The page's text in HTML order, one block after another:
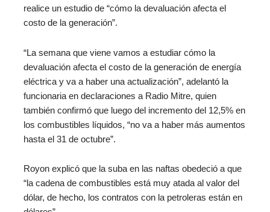
realice un estudio de “cómo la devaluación afecta el
costo de la generación”.
“La semana que viene vamos a estudiar cómo la
devaluación afecta el costo de la generación de energía
eléctrica y va a haber una actualización”, adelantó la
funcionaria en declaraciones a Radio Mitre, quien
también confirmó que luego del incremento del 12,5% en
los combustibles líquidos, “no va a haber más aumentos
hasta el 31 de octubre”.
Royon explicó que la suba en las naftas obedeció a que
“la cadena de combustibles está muy atada al valor del
dólar, de hecho, los contratos con la petroleras están en